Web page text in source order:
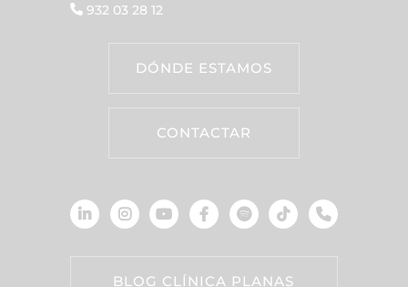
932 03 28 12
DÓNDE ESTAMOS
CONTACTAR
BLOG CLÍNICA PLANAS